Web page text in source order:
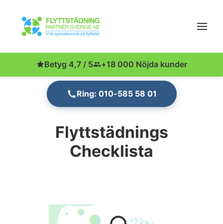
Betyg 4,7 / 5 +18 000 Nöjda kunder
Ring: 010-585 58 01
Flyttstädnings
Checklista